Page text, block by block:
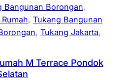
Bangunan Borongan
, Tukang Bangunan
, Tukang Jakarta
M Terrace Pondok